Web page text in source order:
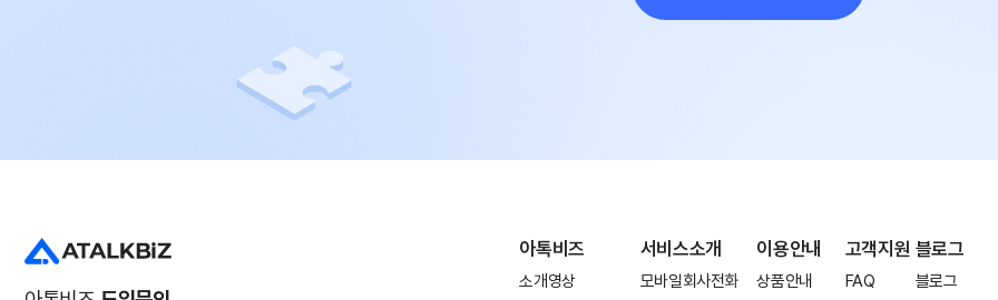
아톡비즈
소개영상
서비스소개
모바일회사전화
이용안내
상품안내
고객지원
FAQ
블로그
블로그